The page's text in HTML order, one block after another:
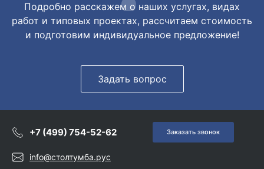
Подробно расскажем о наших услугах, видах
работ и типовых проектах, рассчитаем стоимость
и подготовим индивидуальное предложение!
Задать вопрос
+7 (499) 754-52-62 Заказать звонок
info@столтумба.рус